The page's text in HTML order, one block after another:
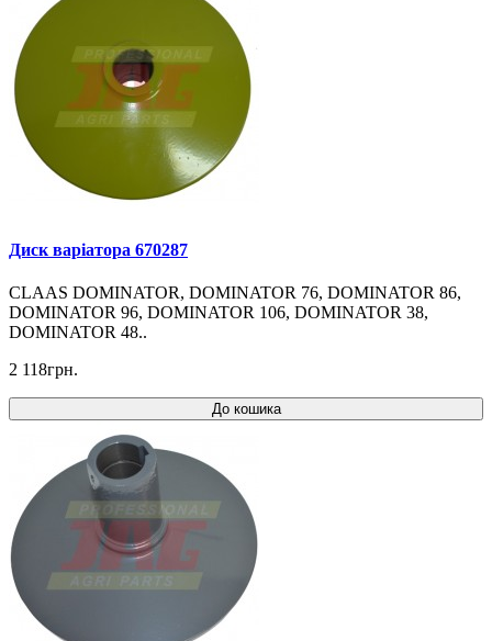
Диск варіатора 670287
CLAAS DOMINATOR, DOMINATOR 76, DOMINATOR 86,
DOMINATOR 96, DOMINATOR 106, DOMINATOR 38,
DOMINATOR 48..
2 118грн.
До кошика